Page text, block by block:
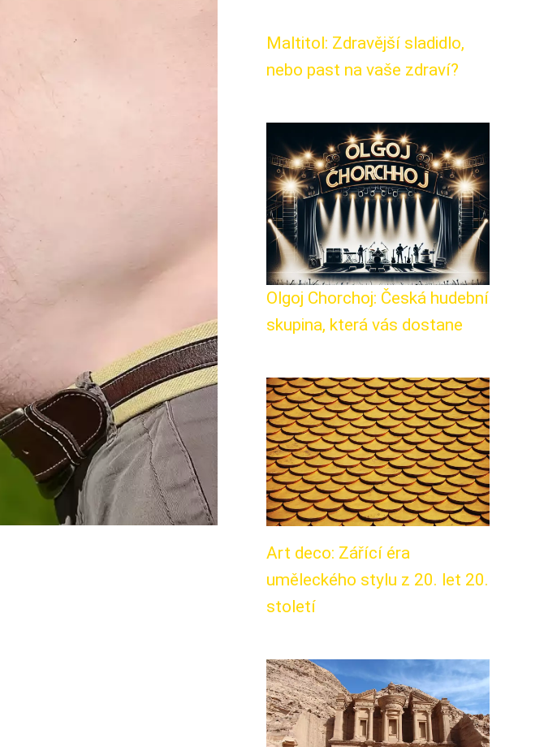
Maltitol: Zdravější sladidlo,
nebo past na vaše zdraví?
Olgoj Chorchoj: Česká hudební
skupina, která vás dostane
Art deco: Zářící éra
uměleckého stylu z 20. let 20.
století